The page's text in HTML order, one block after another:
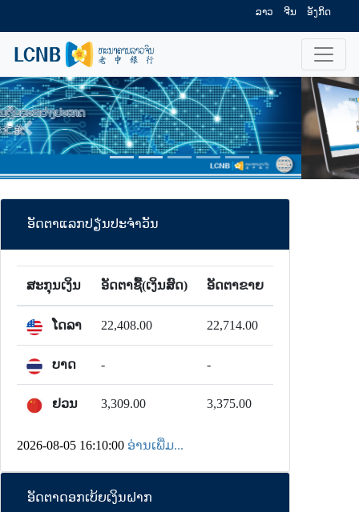
ລາວ ຈີນ ອັງກິດ
ກັບຄືນ
ອັດຕາແລກປຽ່ນປະຈຳວັນ
ສະກຸນເງິນ ອັດຕາຊື້(ເງິນສົດ) ອັດຕາຂາຍ
ໂດລາ 22,408.00 22,714.00
ບາດ - -
ຢວນ 3,309.00 3,375.00
2026-08-05 16:10:00 ອ່ານເພີ່ມ...
ອັດຕາດອກເບ້ຍເງິນຝາກ